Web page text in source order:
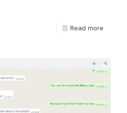
Read more